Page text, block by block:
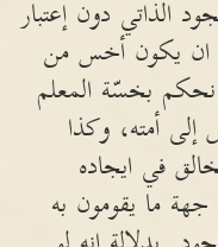
الذاتي دون إعتبار
ان يكون أخس من
بخسّة المعلم
إلى أمته، وكذا
في ايجاده
جهة ما يقومون به